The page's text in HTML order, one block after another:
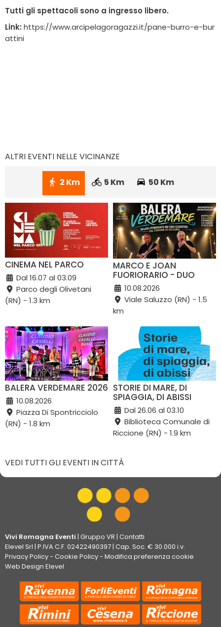
Tutti gli spettacoli sono a ingresso libero.
Link: https://www.arcipelagoragazzi.it/pane-burro-e-bur
attini
ALTRI EVENTI NELLE VICINANZE
2 Km 5 Km 50 Km
CINEMA NEL PARCO
Dal 16.07 al 03.09
Parco degli Olivetani
(RN) - 1.3 km
MARCO E JOAN
FUORIORARIO - DUO
10.08.2026
Viale Saluzzo (RN) - 1.5
km
BALERA VERDEMARE 2026
10.08.2026
Piazza Di Spontricciolo
(RN) - 1.8 km
STORIE DI MARE, DI
SPIAGGIA, DI ABISSI
Dal 26.06 al 03.10
Biblioteca Comunale di
Riccione (RN) - 1.9 km
VEDI TUTTI GLI EVENTI IN CITTÀ
Vivi Romagna Eventi | Gruppo VR | Contatti
Elevel Srl | P.IVA C.F. 02422490397 | Cap. Soc. € 30.000 i.v.
Privacy Policy- Cookie Policy- Modifica preferenza cookie
Web Design Elevel